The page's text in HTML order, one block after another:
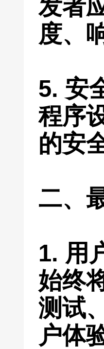
发者
度、
5. 安
程序
的安
二、
1. 用
始终
测试
户体